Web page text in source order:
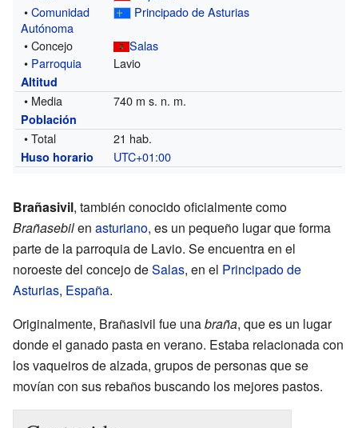
•Comunidad
Autónoma
Principado de Asturias
• Concejo
Salas
• Parroquia Lavio
Altitud
• Media 740 m s. n. m.
Población
• Total 21 hab.
Huso horario UTC+01:00
Brañasivil, también conocido oficialmente como
Brañasebilen asturiano, es un pequeño lugar que forma
parte de la parroquia de Lavio. Se encuentra en el
noroeste del concejo deSalas, en el Principado de
Asturias, España.
Originalmente, Brañasivil fue unabraña, que es un lugar
donde el ganado pasta en verano. Estaba relacionada con
los vaqueiros de alzada, grupos de personas que se
movían con sus rebaños buscando los mejores pastos.